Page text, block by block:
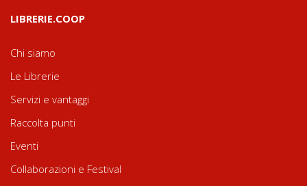
LIBRERIE.COOP
Chi siamo
Le Librerie
Servizi e vantaggi
Raccolta punti
Eventi
Collaborazioni e Festival